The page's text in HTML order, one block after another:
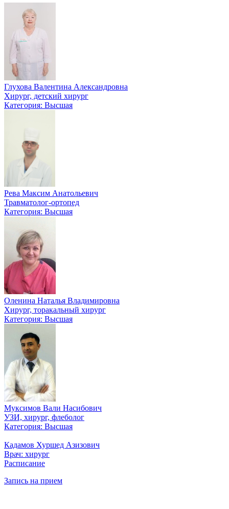
Глухова Валентина Александровна
Хирург, детский хирург
Категория: Высшая
Рева Максим Анатольевич
Травматолог-ортопед
Категория: Высшая
Оленина Наталья Владимировна
Хирург, торакальный хирург
Категория: Высшая
Муксимов Вали Насибович
УЗИ, хирург, флеболог
Категория: Высшая
Кадамов Хуршед Азизович
Врач: хирург
Расписание
Запись на прием